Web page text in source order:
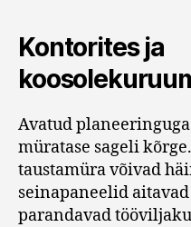
Kontorites ja
Avatud
müratase sageli
taustamüra võivad
seinapaneelid
parandavad